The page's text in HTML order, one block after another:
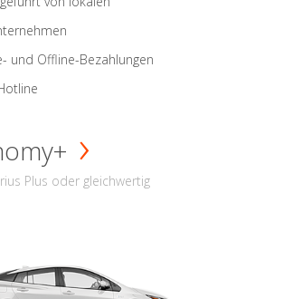
und Offline-Bezahlungen
Plus oder gleichwertig